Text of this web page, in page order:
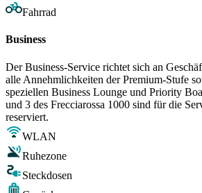
Fahrrad
Business
Der Business-Service richtet sich an
alle Annehmlichkeiten der Premium-Stufe
speziellen Business Lounge und Priority
und 3 des Frecciarossa 1000 sind für die
reserviert.
WLAN
Ruhezone
Steckdosen